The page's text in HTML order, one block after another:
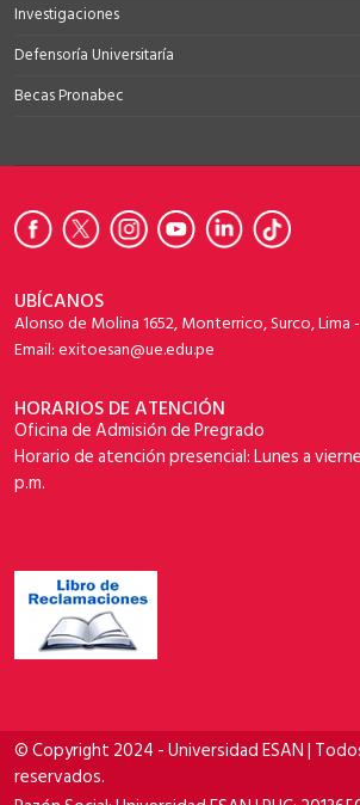
Investigaciones
Defensoría Universitaría
Becas Pronabec
UBÍCANOS
Alonso de Molina 1652, Monterrico, Surco, Lima
Email: exitoesan@ue.edu.pe
HORARIOS DE ATENCIÓN
Oficina de Admisión de Pregrado
Horario de atención presencial: Lunes a
p.m.
© Copyright 2024 - Universidad ESAN |
reservados.